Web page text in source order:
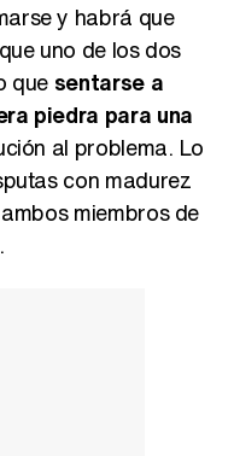
y habrá que
uno de los dos
que sentarse a
piedra para una
al problema. Lo
con madurez
miembros de